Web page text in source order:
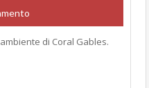
di Coral Gables.